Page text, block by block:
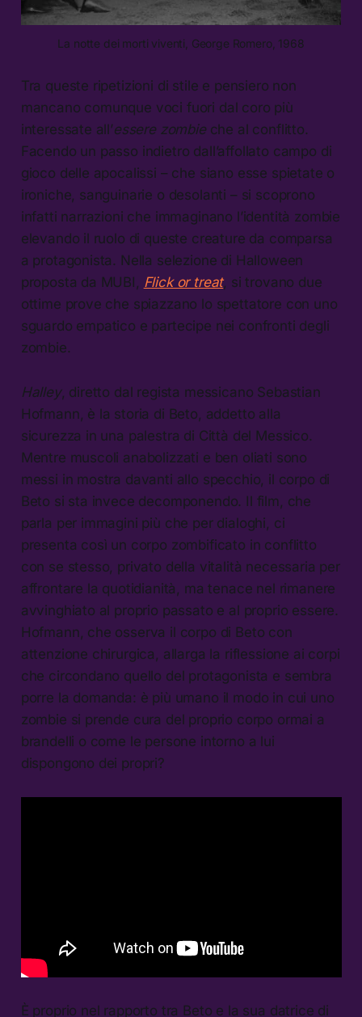
La notte dei morti viventi, George Romero, 1968
Tra queste ripetizioni di stile e pensiero non
mancano comunque voci fuori dal coro più
interessate all’essere zombieche al conflitto.
Facendo un passo indietro dall’affollato campo di
gioco delle apocalissi – che siano esse spietate o
ironiche, sanguinarie o desolanti – si scoprono
infatti narrazioni che immaginano l’identità zombie
elevando il ruolo di queste creature da comparsa
a protagonista. Nella selezione di Halloween
proposta da MUBI, Flick or treat, si trovano due
ottime prove che spiazzano lo spettatore con uno
sguardo empatico e partecipe nei confronti degli
zombie.
Halley, diretto dal regista messicano Sebastian
Hofmann, è la storia di Beto, addetto alla
sicurezza in una palestra di Città del Messico.
Mentre muscoli anabolizzati e ben oliati sono
messi in mostra davanti allo specchio, il corpo di
Beto si sta invece decomponendo. Il film, che
parla per immagini più che per dialoghi, ci
presenta così un corpo zombificato in conflitto
con se stesso, privato della vitalità necessaria per
affrontare la quotidianità, ma tenace nel rimanere
avvinghiato al proprio passato e al proprio essere.
Hofmann, che osserva il corpo di Beto con
attenzione chirurgica, allarga la riflessione ai corpi
che circondano quello del protagonista e sembra
porre la domanda: è più umano il modo in cui uno
zombie si prende cura del proprio corpo ormai a
brandelli o come le persone intorno a lui
dispongono dei propri?
È proprio nel rapporto tra Beto e la sua datrice di